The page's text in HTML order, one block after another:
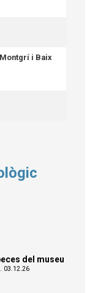
i Baix
del museu
03.12.26